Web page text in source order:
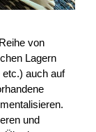
von
Lagern
etc.) auch auf
und